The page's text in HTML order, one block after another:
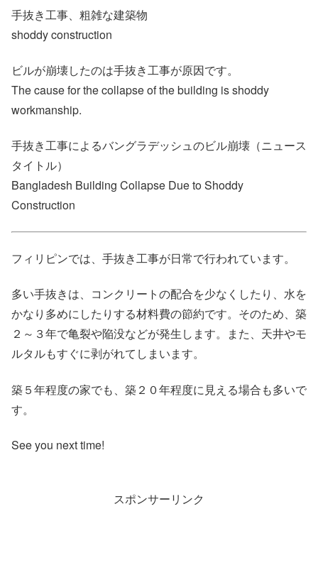
手抜き工事、粗雑な建築物
shoddy construction
ビルが崩壊したのは手抜き工事が原因です。
The cause for the collapse of the building is shoddy
workmanship.
手抜き工事によるバングラデッシュのビル崩壊（ニュース
タイトル）
Bangladesh Building Collapse Due to Shoddy
Construction
フィリピンでは、手抜き工事が日常で行われています。
多い手抜きは、コンクリートの配合を少なくしたり、水を
かなり多めにしたりする材料費の節約です。そのため、築
２～３年で亀裂や陥没などが発生します。また、天井やモ
ルタルもすぐに剥がれてしまいます。
築５年程度の家でも、築２０年程度に見える場合も多いで
す。
See you next time!
スポンサーリンク